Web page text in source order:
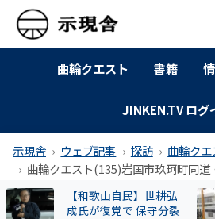
曲輪クエスト 書籍
JINKEN.TV ログ
示現舎 ウェブ記事 探訪
曲輪クエ
曲輪クエスト(135)岩国市玖珂町同道
曲輪クエスト(462) 島
本町広瀬